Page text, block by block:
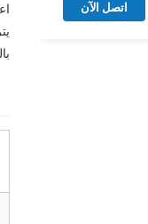
اتصل الآن